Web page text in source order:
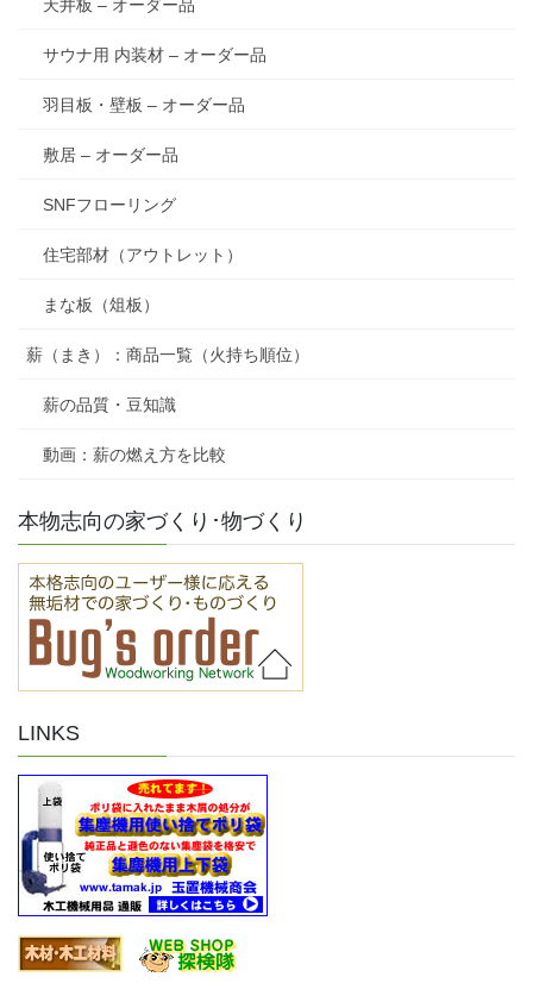
天井板 – オーダー品
サウナ用 内装材 – オーダー品
羽目板・壁板 – オーダー品
敷居 – オーダー品
SNFフローリング
住宅部材（アウトレット）
まな板（俎板）
薪（まき）：商品一覧（火持ち順位）
薪の品質・豆知識
動画：薪の燃え方を比較
本物志向の家づくり･物づくり
LINKS